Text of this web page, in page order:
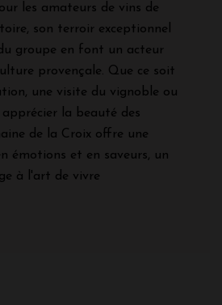
les amateurs de vins de
son terroir exceptionnel
groupe en font un acteur
provençale. Que ce soit
une visite du vignoble ou
la beauté des
de la Croix offre une
émotions et en saveurs, un
à l'art de vivre